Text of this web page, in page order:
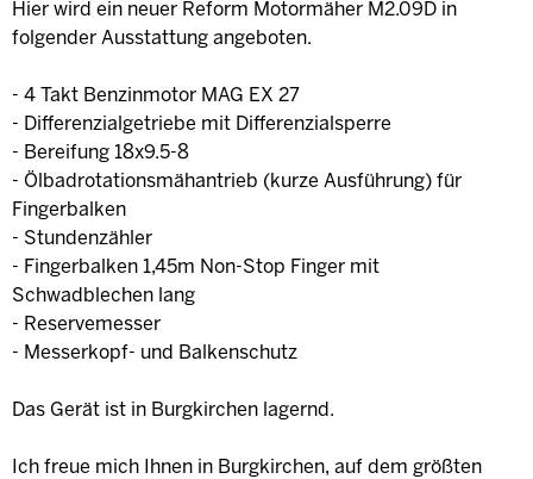
Hier wird ein neuer Reform Motormäher M2.09D in
folgender Ausstattung angeboten.
- 4 Takt Benzinmotor MAG EX 27
- Differenzialgetriebe mit Differenzialsperre
- Bereifung 18x9.5-8
- Ölbadrotationsmähantrieb (kurze Ausführung) für
Fingerbalken
- Stundenzähler
- Fingerbalken 1,45m Non-Stop Finger mit
Schwadblechen lang
- Reservemesser
- Messerkopf- und Balkenschutz
Das Gerät ist in Burgkirchen lagernd.
Ich freue mich Ihnen in Burgkirchen, auf dem größten